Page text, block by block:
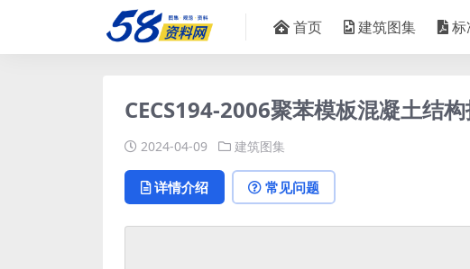
首页 建筑图集
CECS194-2006聚苯模板混凝土结
2024-04-09 建筑图集
详情介绍 常见问题